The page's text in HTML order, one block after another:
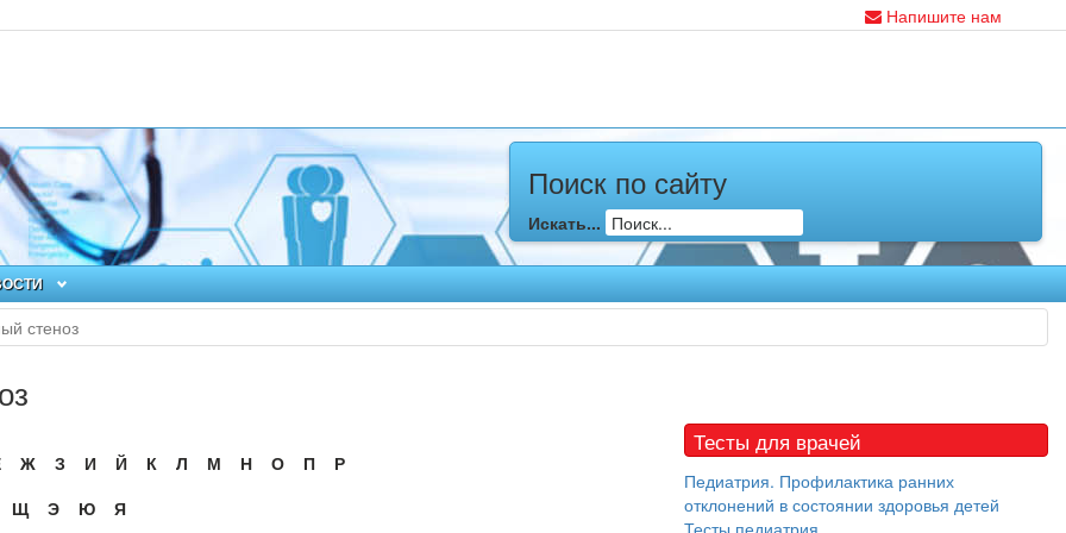
Напишите нам
Поиск по сайту
Искать...
стеноз
Ж З И Й К Л М Н О П
Р
Щ Э Ю Я
Тесты для врачей
Педиатрия. Профилактика ранних
отклонений в состоянии здоровья детей
Тесты педиатрия